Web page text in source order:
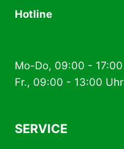
Hotline
Mo-Do, 09:00 -
Fr., 09:00 - 13:00 Uhr
SERVICE